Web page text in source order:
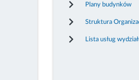
Plany budynków
Struktura
Lista usług